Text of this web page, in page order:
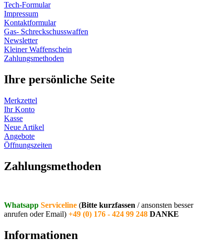
Tech-Formular
Impressum
Kontaktformular
Gas- Schreckschusswaffen
Newsletter
Kleiner Waffenschein
Zahlungsmethoden
Ihre persönliche Seite
Merkzettel
Ihr Konto
Kasse
Neue Artikel
Angebote
Öffnungszeiten
Zahlungsmethoden
Whatsapp Serviceline (Bitte kurzfassen / ansonsten besser
anrufen oder Email) +49 (0) 176 - 424 99 248 DANKE
Informationen